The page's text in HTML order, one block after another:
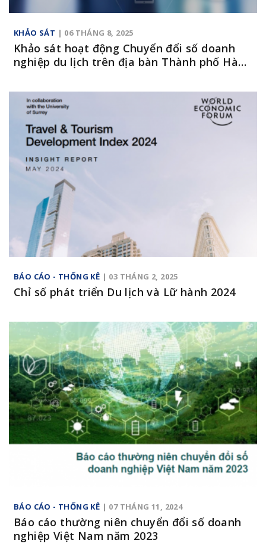
KHẢO SÁT | 06 THÁNG 8, 2025
Khảo sát hoạt động Chuyển đổi số doanh
nghiệp du lịch trên địa bàn Thành phố Hà
BÁO CÁO - THỐNG KÊ | 03 THÁNG 2, 2025
Chỉ số phát triển Du lịch và Lữ hành 2024
BÁO CÁO - THỐNG KÊ | 07 THÁNG 11, 2024
Báo cáo thường niên chuyển đổi số doanh
nghiệp Việt Nam năm 2023